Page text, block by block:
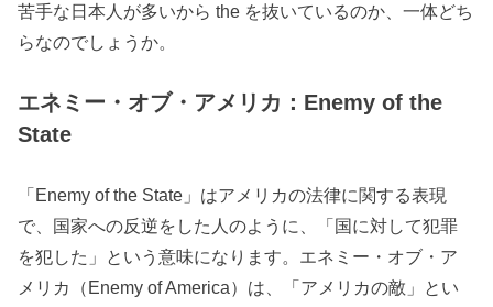
苦手な日本人が多いから the を抜いているのか、一体どち
らなのでしょうか。
エネミー・オブ・アメリカ：Enemy of the
State
「Enemy of the State」はアメリカの法律に関する表現
で、国家への反逆をした人のように、「国に対して犯罪
を犯した」という意味になります。エネミー・オブ・ア
メリカ（Enemy of America）は、「アメリカの敵」とい